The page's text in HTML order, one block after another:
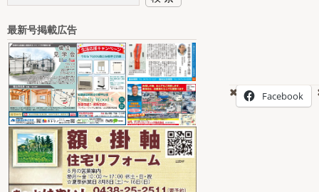
Facebook
最新号掲載広告